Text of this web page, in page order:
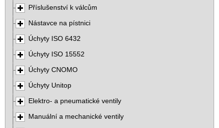
Příslušenství k válcům
Nástavce na pístnici
Úchyty ISO 6432
Úchyty ISO 15552
Úchyty CNOMO
Úchyty Unitop
Elektro- a pneumatické ventily
Manuální a mechanické ventily